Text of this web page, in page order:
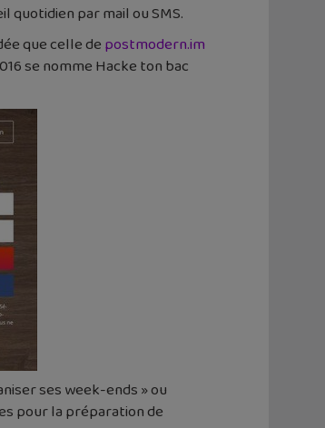
quotidien par mail ou SMS.
que celle depostmodern.im
se nomme Hacke ton bac
ses week-ends » ou
pour la préparation de